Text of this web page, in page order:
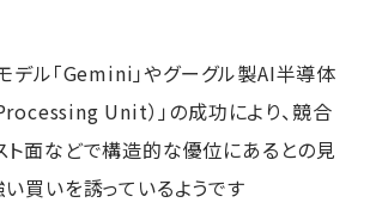
ル「Gemini」やグーグル製AI半導体
Unit）」の成功により、競合
ト面などで構造的な優位にあるとの見
買いを誘っているようです